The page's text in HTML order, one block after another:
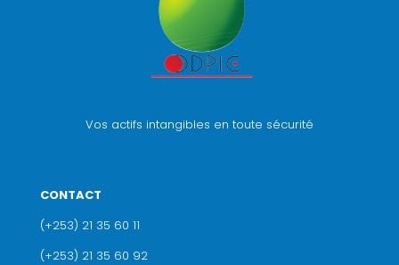
Vos actifs intangibles en toute sécurité
CONTACT
(+253) 21 35 60 11
(+253) 21 35 60 92